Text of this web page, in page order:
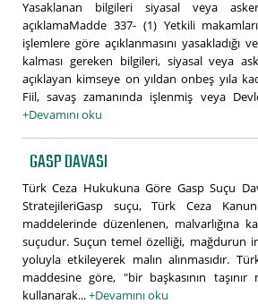
Yasaklanan bilgileri siyasal veya
açıklamaMadde 337- (1) Yetkili
işlemlere göre açıklanmasını yasakladığı
kalması gereken bilgileri, siyasal veya
açıklayan kimseye on yıldan onbeş yıla
Fiil, savaş zamanında işlenmiş veya
+Devamını oku
GASP DAVASI
Türk Ceza Hukukuna Göre Gasp Suçu
StratejileriGasp suçu, Türk Ceza
maddelerinde düzenlenen, malvarlığına
suçudur. Suçun temel özelliği, mağdurun
yoluyla etkileyerek malın alınmasıdır.
maddesine göre, "bir başkasının
kullanarak...+Devamını oku